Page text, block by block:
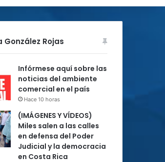
González Rojas
Infórmese aquí sobre las
noticias del ambiente
comercial en el país
Hace 10 horas
(IMÁGENES Y VÍDEOS)
Miles salen a las calles
en defensa del Poder
Judicial y la democracia
en Costa Rica